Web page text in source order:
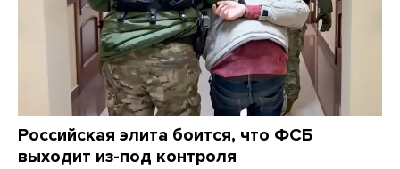
Российская элита боится, что ФСБ
выходит из-под контроля